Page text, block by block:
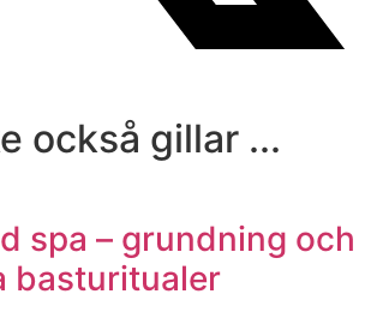
också gillar ...
spa – grundning och
basturitualer